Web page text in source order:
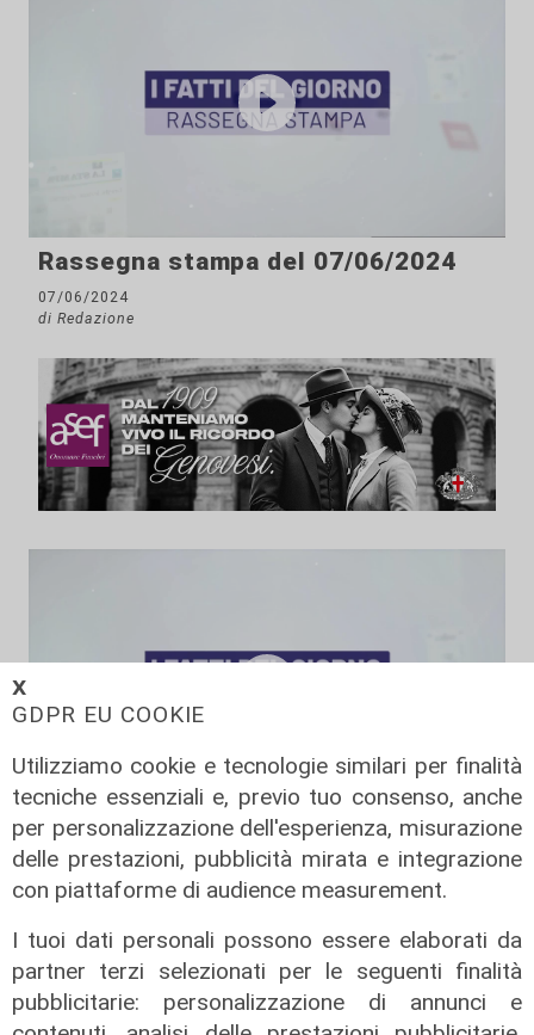
𝗫
GDPR EU COOKIE
Utilizziamo cookie e tecnologie similari per finalità
tecniche essenziali e, previo tuo consenso, anche
per personalizzazione dell'esperienza, misurazione
delle prestazioni, pubblicità mirata e integrazione
con piattaforme di audience measurement.
I tuoi dati personali possono essere elaborati da
partner terzi selezionati per le seguenti finalità
pubblicitarie: personalizzazione di annunci e
Rassegna stampa del 07/06/2024
07/06/2024
di Redazione
Rassegna stampa del 06/06/2024
06/06/2024
di Redazione